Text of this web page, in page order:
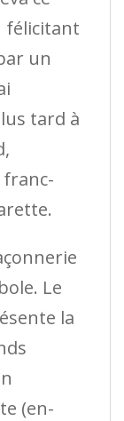
félicitant
un
tard à
franc-
Le
la
(en-